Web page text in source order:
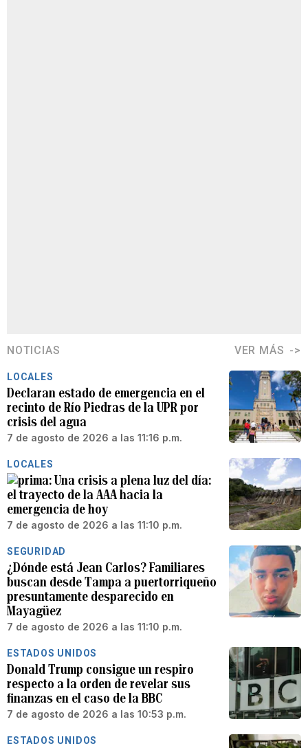
NOTICIAS VER MÁS
LOCALES
Declaran estado de emergencia en el
recinto de Río Piedras de la UPR por
crisis del agua
7 de agosto de 2026 a las 11:16 p.m.
LOCALES
Una crisis a plena luz del día:
el trayecto de la AAA hacia la
emergencia de hoy
7 de agosto de 2026 a las 11:10 p.m.
SEGURIDAD
¿Dónde está Jean Carlos? Familiares
buscan desde Tampa a puertorriqueño
presuntamente desparecido en
Mayagüez
7 de agosto de 2026 a las 11:10 p.m.
ESTADOS UNIDOS
Donald Trump consigue un respiro
respecto a la orden de revelar sus
finanzas en el caso de la BBC
7 de agosto de 2026 a las 10:53 p.m.
ESTADOS UNIDOS